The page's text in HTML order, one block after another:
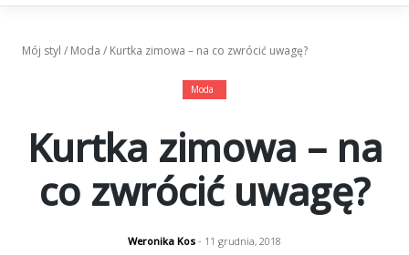
Mój styl / Moda / Kurtka zimowa – na co zwrócić uwagę?
Moda
Kurtka zimowa – na
co zwrócić uwagę?
Weronika Kos - 11 grudnia, 2018